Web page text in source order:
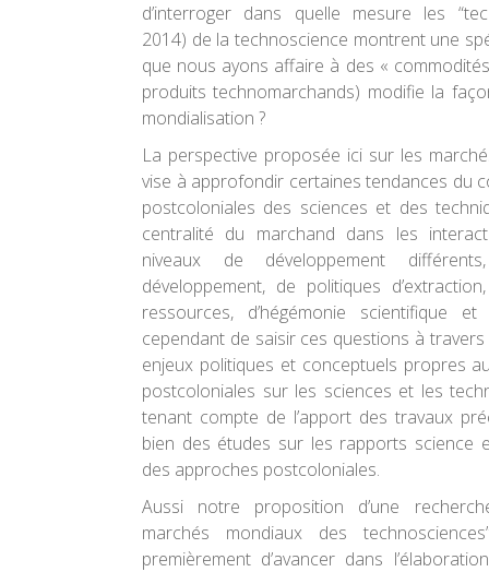
d’interroger dans quelle mesure les
2014) de la technoscience montrent une
que nous ayons affaire à des «
produits technomarchands) modifie la
mondialisation ?
La perspective proposée ici sur les
vise à approfondir certaines tendances du
postcoloniales des sciences et des
centralité du marchand dans les
niveaux de développement
développement, de politiques
ressources, d’hégémonie scientifique
cependant de saisir ces questions à
enjeux politiques et conceptuels propres
postcoloniales sur les sciences et les
tenant compte de l’apport des travaux
bien des études sur les rapports science
des approches postcoloniales.
Aussi notre proposition d’une
marchés mondiaux des
premièrement d’avancer dans